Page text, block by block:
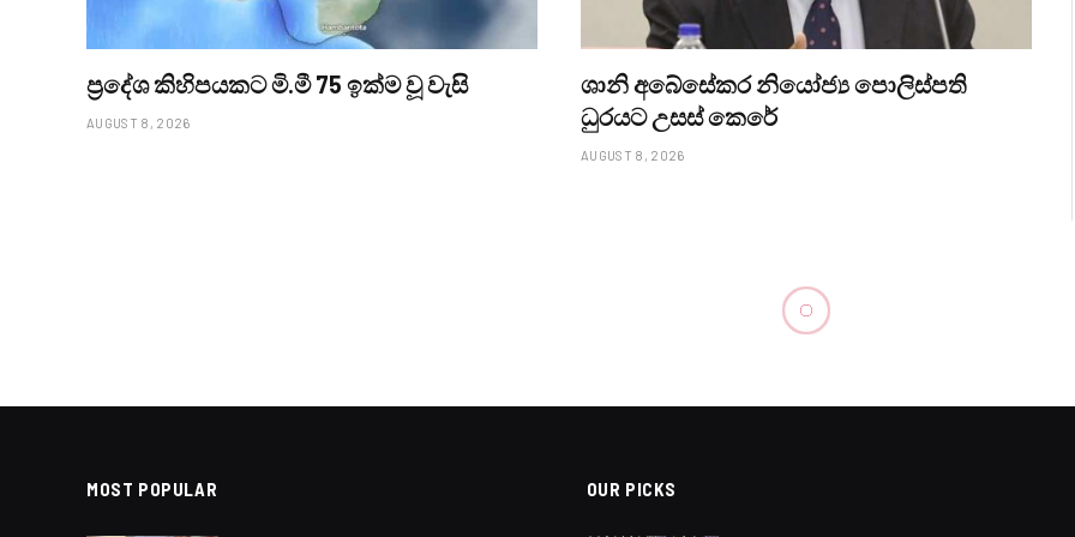
ප්‍රදේශ කිහිපයකට මි.මී 75 ඉක්ම වූ වැසි
AUGUST 8, 2026
ශානි අබේසේකර නියෝජ්‍ය පොලිස්පති
ධුරයට උසස් කෙරේ
AUGUST 8, 2026
බස්නාහිර,සබරගමුව,මධ්‍යම සහ දකුණට තද වැසි